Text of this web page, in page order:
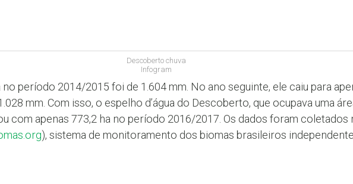
Descoberto chuva
Infogram
período 2014/2015 foi de 1.604 mm. No ano seguinte, ele caiu para
mm. Com isso, o espelho d’água do Descoberto, que ocupava uma
com apenas 773,2 ha no período 2016/2017. Os dados foram coletados
), sistema de monitoramento dos biomas brasileiros